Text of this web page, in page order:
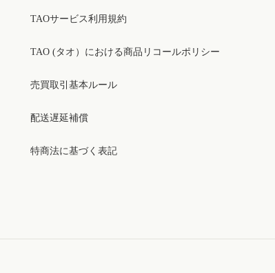
TAOサービス利用規約
TAO (タオ）における商品リコールポリシー
売買取引基本ルール
配送遅延補償
特商法に基づく表記